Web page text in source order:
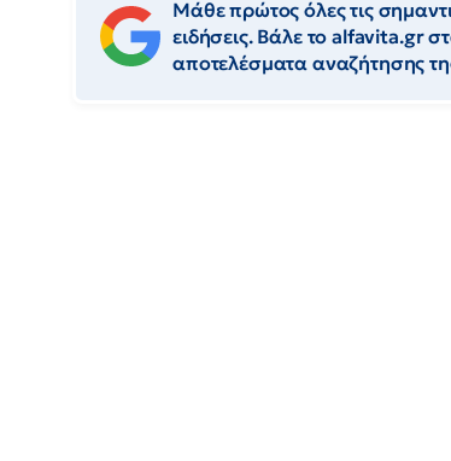
Μάθε πρώτος όλες τις
ειδήσεις. Βάλε το alfavita.gr
αποτελέσματα αναζήτησης